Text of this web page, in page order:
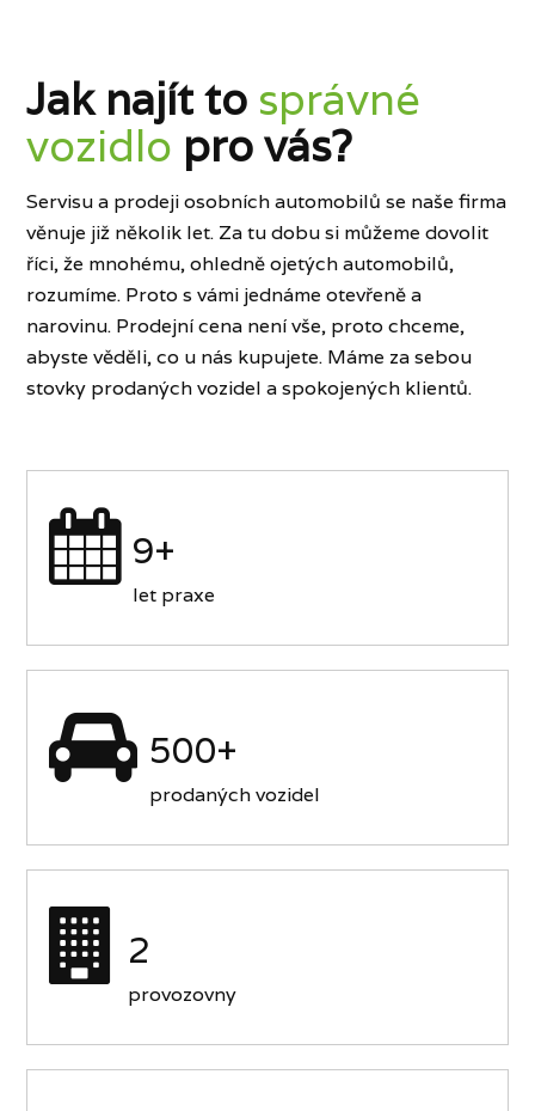
Jak najít to správné
vozidlo pro vás?
Servisu a prodeji osobních automobilů se naše firma
věnuje již několik let. Za tu dobu si můžeme dovolit
říci, že mnohému, ohledně ojetých automobilů,
rozumíme. Proto s vámi jednáme otevřeně a
narovinu. Prodejní cena není vše, proto chceme,
abyste věděli, co u nás kupujete. Máme za sebou
stovky prodaných vozidel a spokojených klientů.
9+
let praxe
500+
prodaných vozidel
2
provozovny